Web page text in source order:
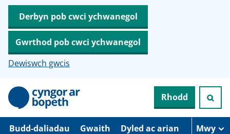
Derbyn pob cwci ychwanegol
Gwrthod pob cwci ychwanegol
Dewiswch gwcis
N
d
Rhodd
Budd-daliadau Gwaith Dyled ac arian Mwy